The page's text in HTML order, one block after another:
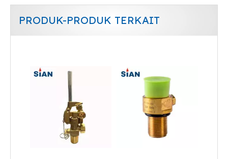
PRODUK-PRODUK TERKAIT
Katup Gas Industri Kontrol Aliran Udara Co2